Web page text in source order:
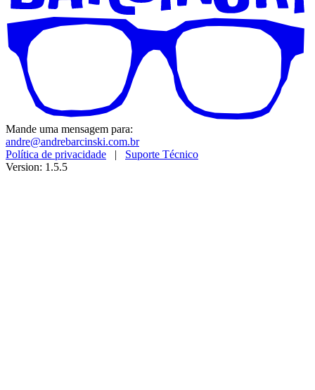
Mande uma mensagem para:
andre@andrebarcinski.com.br
Política de privacidade | Suporte Técnico
Version: 1.5.5